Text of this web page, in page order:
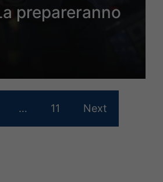
prepareranno
… 11 Next